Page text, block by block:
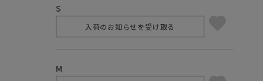
S
入荷のお知らせを受け取る
M